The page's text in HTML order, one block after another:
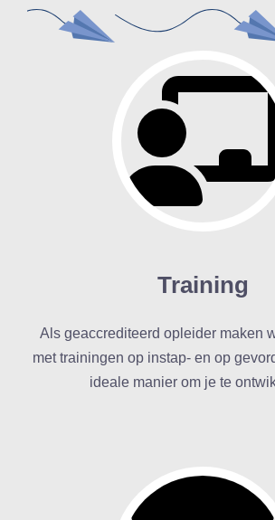
Training
Als geaccrediteerd opleider maken
met trainingen op instap- en op
ideale manier om je te